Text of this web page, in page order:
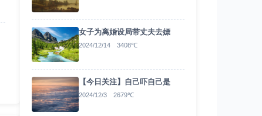
女子为离婚设局带丈夫去嫖
2024/12/14 3408℃
【今日关注】自己吓自己是
2024/12/3 2679℃